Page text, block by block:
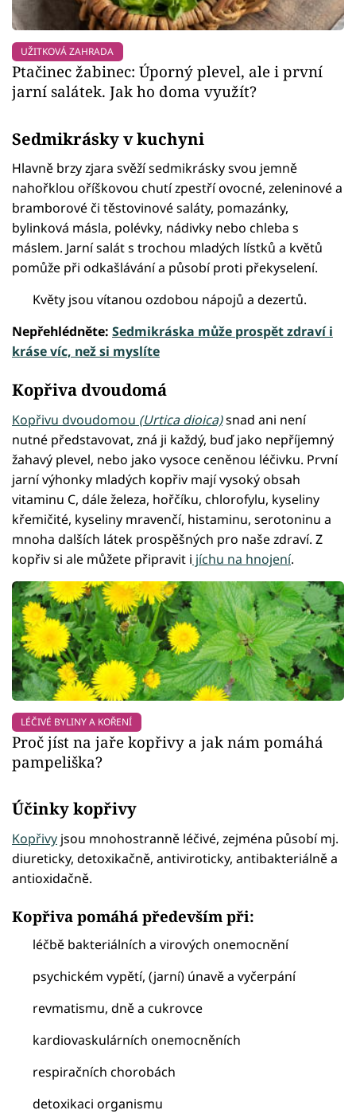
UŽITKOVÁ ZAHRADA
Ptačinec žabinec: Úporný plevel, ale i první
jarní salátek. Jak ho doma využít?
Sedmikrásky v kuchyni
Hlavně brzy zjara svěží sedmikrásky svou jemně
nahořklou oříškovou chutí zpestří ovocné, zeleninové a
bramborové či těstovinové saláty, pomazánky,
bylinková másla, polévky, nádivky nebo chleba s
máslem. Jarní salát s trochou mladých lístků a květů
pomůže při odkašlávání a působí proti překyselení.
Květy jsou vítanou ozdobou nápojů a dezertů.
Nepřehlédněte: Sedmikráska může prospět zdraví i
kráse víc, než si myslíte
Kopřiva dvoudomá
Kopřivu dvoudomou (Urtica dioica)snad ani není
nutné představovat, zná ji každý, buď jako nepříjemný
žahavý plevel, nebo jako vysoce ceněnou léčivku. První
jarní výhonky mladých kopřiv mají vysoký obsah
vitaminu C, dále železa, hořčíku, chlorofylu, kyseliny
křemičité, kyseliny mravenčí, histaminu, serotoninu a
mnoha dalších látek prospěšných pro naše zdraví. Z
kopřiv si ale můžete připravit i jíchu na hnojení.
LÉČIVÉ BYLINY A KOŘENÍ
Proč jíst na jaře kopřivy a jak nám pomáhá
pampeliška?
Účinky kopřivy
Kopřivy jsou mnohostranně léčivé, zejména působí mj.
diureticky, detoxikačně, antiviroticky, antibakteriálně a
antioxidačně.
Kopřiva pomáhá především při:
léčbě bakteriálních a virových onemocnění
psychickém vypětí, (jarní) únavě a vyčerpání
revmatismu, dně a cukrovce
kardiovaskulárních onemocněních
respiračních chorobách
detoxikaci organismu